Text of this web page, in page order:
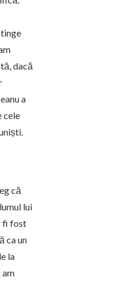
dacă
a
cele
că
lui
fi fost
ca un
la
am